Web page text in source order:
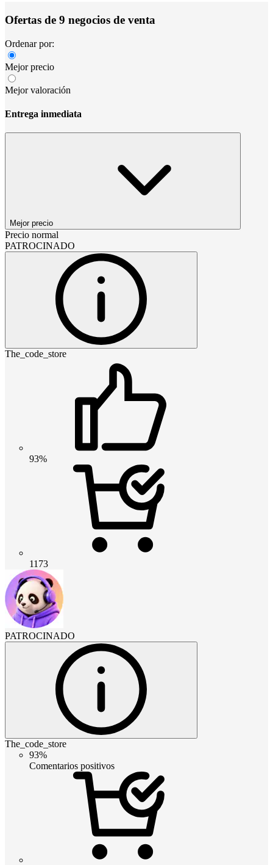
Ofertas de 9 negocios de venta
Ordenar por:
Mejor precio
Mejor valoración
Entrega inmediata
Mejor precio
Precio normal
PATROCINADO
The_code_store
93%
1173
PATROCINADO
The_code_store
93%
Comentarios positivos